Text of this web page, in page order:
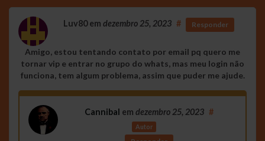
Luv80em dezembro 25, 2023 # Responder
Amigo, estou tentando contato por email pq quero me
tornar vip e entrar no grupo do whats, mas meu login não
funciona, tem algum problema, assim que puder me ajude.
Cannibal em dezembro 25, 2023
Autor
#